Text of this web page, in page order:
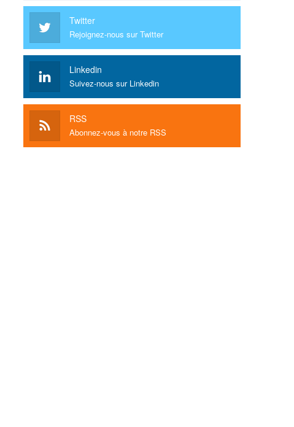
Twitter
Rejoignez-nous sur Twitter
Linkedin
Suivez-nous sur Linkedin
RSS
Abonnez-vous à notre RSS